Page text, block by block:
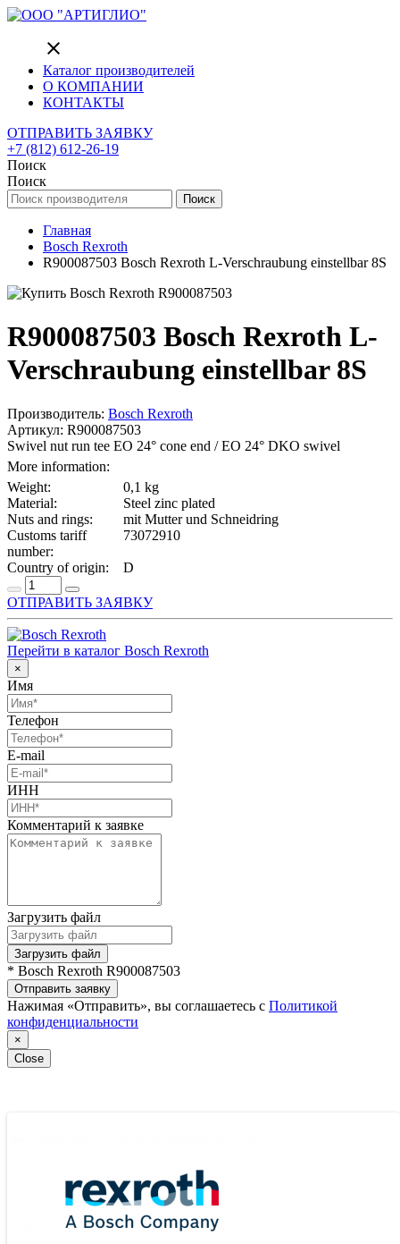
close
Каталог производителей
О КОМПАНИИ
КОНТАКТЫ
ОТПРАВИТЬ ЗАЯВКУ
+7 (812) 612-26-19
Поиск
Поиск
Поиск
Главная
Bosch Rexroth
R900087503 Bosch Rexroth L-Verschraubung einstellbar 8S
R900087503 Bosch Rexroth L-
Verschraubung einstellbar 8S
Производитель: Bosch Rexroth
Артикул: R900087503
Swivel nut run tee EO 24° cone end / EO 24° DKO swivel
More information:
Weight:
0,1 kg
Material:
Steel zinc plated
Nuts and rings:
mit Mutter und Schneidring
Customs tariff
number:
73072910
Country of origin: D
ОТПРАВИТЬ ЗАЯВКУ
Перейти в каталог Bosch Rexroth
×
Имя
Телефон
E-mail
ИНН
Комментарий к заявке
Загрузить файл
Загрузить файл
* Bosch Rexroth R900087503
Отправить заявку
Нажимая «Отправить», вы соглашаетесь с Политикой
конфиденциальности
×
Close